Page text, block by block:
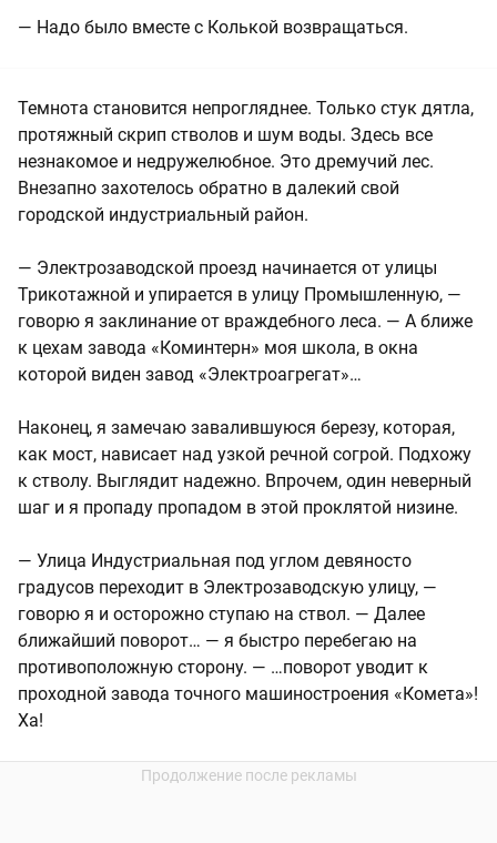
— Надо было вместе с Колькой возвращаться.
Темнота становится непрогляднее. Только стук дятла,
протяжный скрип стволов и шум воды. Здесь все
незнакомое и недружелюбное. Это дремучий лес.
Внезапно захотелось обратно в далекий свой
городской индустриальный район.
— Электрозаводской проезд начинается от улицы
Трикотажной и упирается в улицу Промышленную, —
говорю я заклинание от враждебного леса. — А ближе
к цехам завода «Коминтерн» моя школа, в окна
которой виден завод «Электроагрегат»…
Наконец, я замечаю завалившуюся березу, которая,
как мост, нависает над узкой речной согрой. Подхожу
к стволу. Выглядит надежно. Впрочем, один неверный
шаг и я пропаду пропадом в этой проклятой низине.
— Улица Индустриальная под углом девяносто
градусов переходит в Электрозаводскую улицу, —
говорю я и осторожно ступаю на ствол. — Далее
ближайший поворот… — я быстро перебегаю на
противоположную сторону. — …поворот уводит к
проходной завода точного машиностроения «Комета»!
Ха!